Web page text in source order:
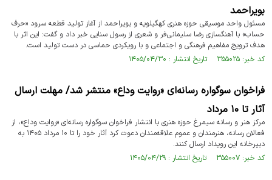
بویراحمد
مسئول واحد موسیقی حوزه هنری کهگیلویه و بویراحمد از آغاز تولید قطعه سرود «حرف
حساب» با آهنگسازی رضا سلیمانی‌فر و شعری از رسول سنایی خبر داد و گفت: این اثر با
هدف ترویج مفاهیم فرهنگی و اجتماعی و با رویکردی حماسی در دست تولید است.
کد خبر: ۳۵۵۰۲۵ تاریخ انتشار : ۱۴۰۵/۰۴/۳۰
فراخوان سوگواره رسانه‌ای «روایت وداع» منتشر شد/ مهلت ارسال
آثار تا ۱۰ مرداد
مرکز هنر و رسانه سیمرغ حوزه هنری با انتشار فراخوان سوگواره رسانه‌ای «روایت وداع»، از
فعالان رسانه، هنرمندان و عموم علاقه‌مندان دعوت کرد آثار خود را تا ۱۰ مرداد ۱۴۰۵ به
دبیرخانه این رویداد ارسال کنند.
کد خبر: ۳۵۵۰۰۷ تاریخ انتشار : ۱۴۰۵/۰۴/۲۹